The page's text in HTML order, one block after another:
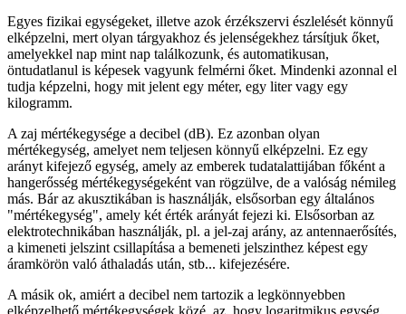
Egyes fizikai egységeket, illetve azok érzékszervi észlelését könnyű
elképzelni, mert olyan tárgyakhoz és jelenségekhez társítjuk őket,
amelyekkel nap mint nap találkozunk, és automatikusan,
öntudatlanul is képesek vagyunk felmérni őket. Mindenki azonnal el
tudja képzelni, hogy mit jelent egy méter, egy liter vagy egy
kilogramm.
A zaj mértékegysége a decibel (dB). Ez azonban olyan
mértékegység, amelyet nem teljesen könnyű elképzelni. Ez egy
arányt kifejező egység, amely az emberek tudatalattijában főként a
hangerősség mértékegységeként van rögzülve, de a valóság némileg
más. Bár az akusztikában is használják, elsősorban egy általános
"mértékegység", amely két érték arányát fejezi ki. Elsősorban az
elektrotechnikában használják, pl. a jel-zaj arány, az antennaerősítés,
a kimeneti jelszint csillapítása a bemeneti jelszinthez képest egy
áramkörön való áthaladás után, stb... kifejezésére.
A másik ok, amiért a decibel nem tartozik a legkönnyebben
elképzelhető mértékegységek közé, az, hogy logaritmikus egység.